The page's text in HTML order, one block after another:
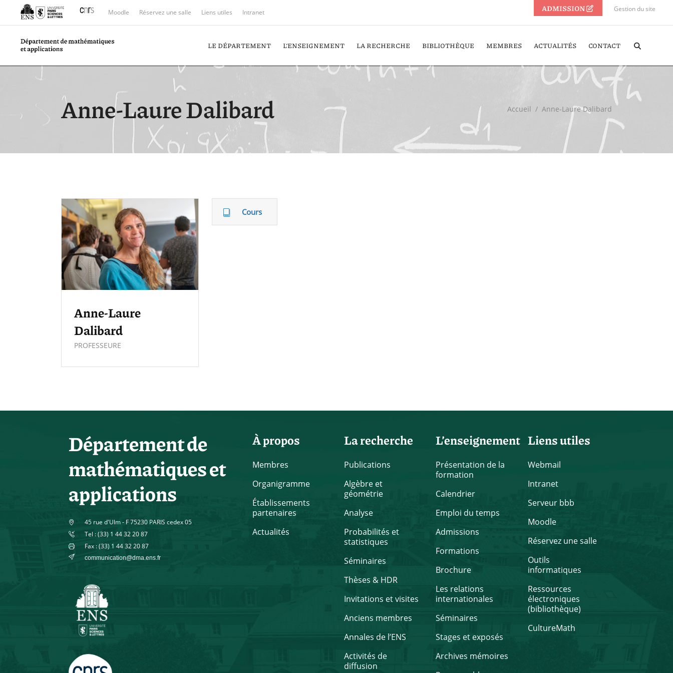
Moodle Réservez une salle Liens utiles Intranet ADMISSION Gestion du site
LE DÉPARTEMENT L’ENSEIGNEMENT LA RECHERCHE BIBLIOTHÈQUE MEMBRES ACTUALITÉS CONTACT
Anne-Laure Dalibard Accueil / Anne-Laure Dalibard
Anne-Laure
Dalibard
PROFESSEURE
Cours
Département de
mathématiques et
applications
45 rue d'Ulm - F 75230 PARIS cedex 05
Tel : (33) 1 44 32 20 87
Fax : (33) 1 44 32 20 87
communication@dma.ens.fr
À propos
Membres
Organigramme
Établissements
partenaires
Actualités
La recherche
Publications
Algèbre et
géométrie
Analyse
Probabilités et
statistiques
Séminaires
Thèses & HDR
Invitations et visites
Anciens membres
Annales de l’ENS
Activités de
diffusion
L’enseignement
Présentation de la
formation
Calendrier
Emploi du temps
Admissions
Formations
Brochure
Les relations
internationales
Séminaires
Stages et exposés
Archives mémoires
Liens utiles
Webmail
Intranet
Serveur bbb
Moodle
Réservez une salle
Outils
informatiques
Ressources
électroniques
(bibliothèque)
CultureMath